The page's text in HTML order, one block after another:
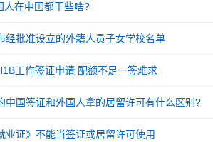
人在中国都干些啥?
经批准设立的外籍人员子女学校名单
工作签证申请 配额不足一签难求
中国签证和外国人拿的居留许可有什么区别?
业证》不能当签证或居留许可使用